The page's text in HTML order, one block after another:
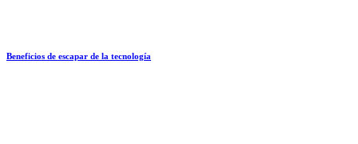
Beneficios de escapar de la tecnología